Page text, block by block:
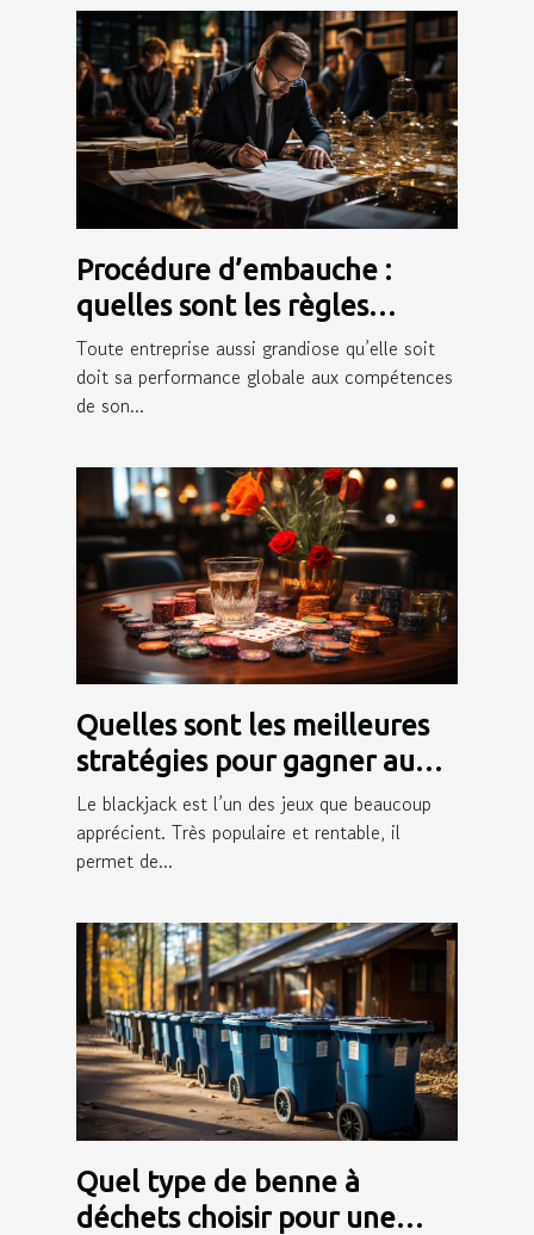
Procédure d’embauche :
quelles sont les règles
juridiques qui l’encadrent ?
Toute entreprise aussi grandiose qu’elle soit
doit sa performance globale aux compétences
de son...
Quelles sont les meilleures
stratégies pour gagner au
blackjack ?
Le blackjack est l’un des jeux que beaucoup
apprécient. Très populaire et rentable, il
permet de...
Quel type de benne à
déchets choisir pour une